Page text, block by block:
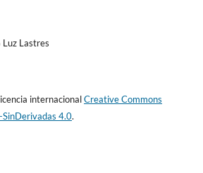
Lastres
internacionalCreative Commons
4.0.